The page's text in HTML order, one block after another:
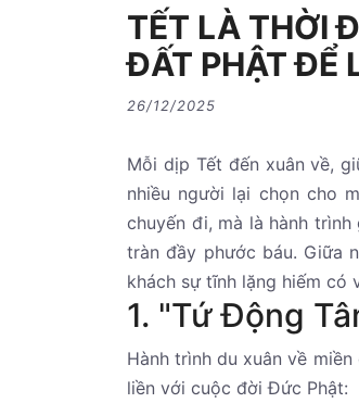
TẾT LÀ THỜI
ĐẤT PHẬT ĐỂ
26/12/2025
Mỗi dịp Tết đến xuân về,
nhiều người lại chọn cho
chuyến đi, mà là hành
tràn đầy phước báu. Giữa
khách sự tĩnh lặng hiếm có
1. "Tứ Động
Hành trình du xuân về
liền với cuộc đời Đức Phật: